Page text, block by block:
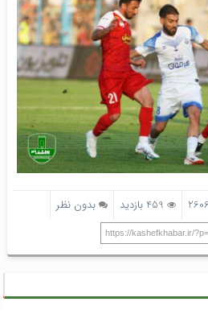
459 بازدید
بدون نظر
https://kashefkhabar.ir/